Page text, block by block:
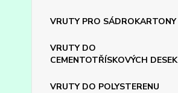
VRUTY PRO SÁDROKARTONY
VRUTY DO
CEMENTOTŘÍSKOVÝCH DESEK
VRUTY DO POLYSTERENU